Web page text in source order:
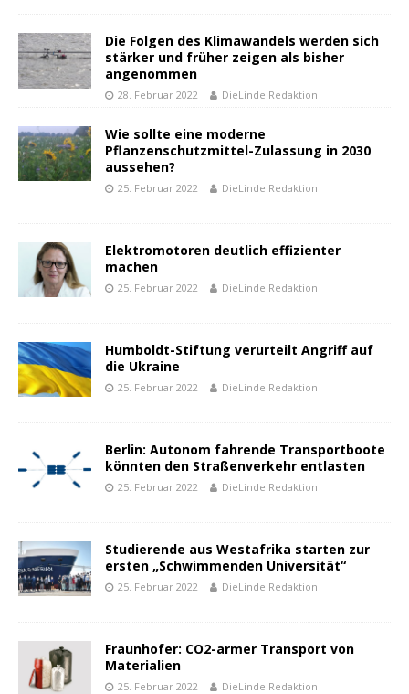
Die Folgen des Klimawandels werden sich
stärker und früher zeigen als bisher
angenommen
28. Februar 2022 DieLinde Redaktion
Wie sollte eine moderne
Pflanzenschutzmittel-Zulassung in 2030
aussehen?
25. Februar 2022 DieLinde Redaktion
Elektromotoren deutlich effizienter
machen
25. Februar 2022 DieLinde Redaktion
Humboldt-Stiftung verurteilt Angriff auf
die Ukraine
25. Februar 2022 DieLinde Redaktion
Berlin: Autonom fahrende Transportboote
könnten den Straßenverkehr entlasten
25. Februar 2022 DieLinde Redaktion
Studierende aus Westafrika starten zur
ersten „Schwimmenden Universität“
25. Februar 2022 DieLinde Redaktion
Fraunhofer: CO2-armer Transport von
Materialien
25. Februar 2022 DieLinde Redaktion